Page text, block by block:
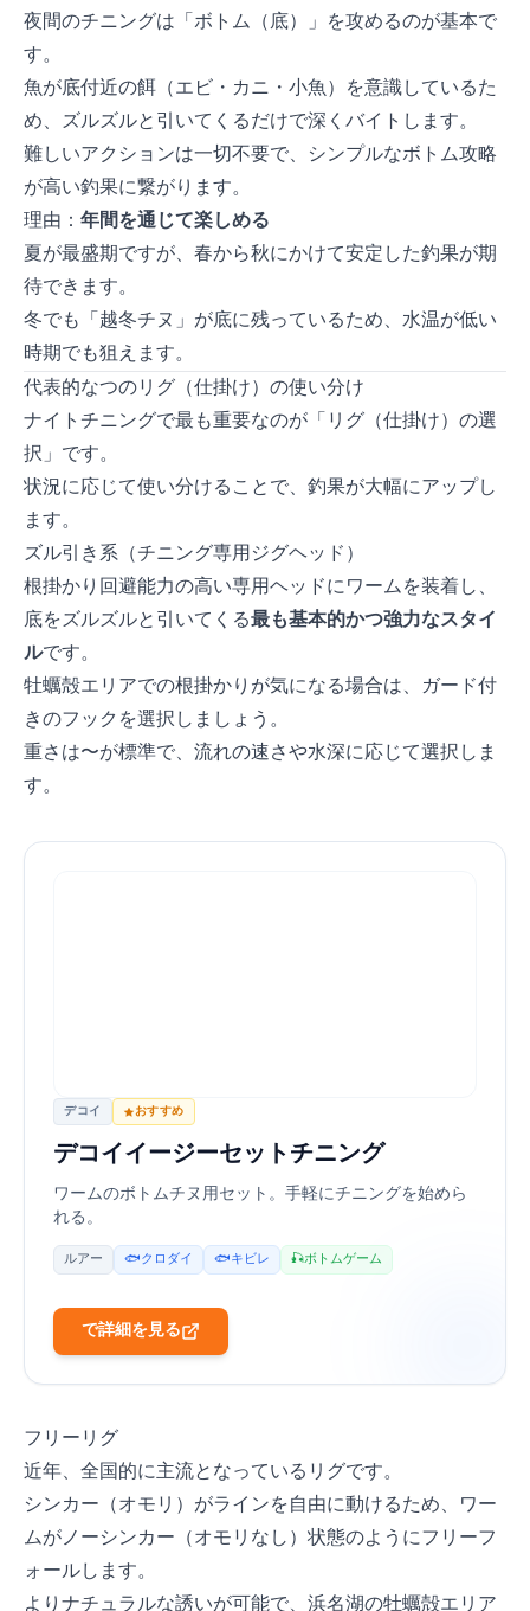
夜間のチニングは「ボトム（底）」を攻めるのが基本で
す。
魚が底付近の餌（エビ・カニ・小魚）を意識しているた
め、ズルズルと引いてくるだけで深くバイトします。
難しいアクションは一切不要で、シンプルなボトム攻略
が高い釣果に繋がります。
理由3： 年間を通じて楽しめる
夏が最盛期ですが、春から秋にかけて安定した釣果が期
待できます。
冬でも「越冬チヌ」が底に残っているため、水温が低い
時期でも狙えます。
代表的な2つのリグ（仕掛け）の使い分け
ナイトチニングで最も重要なのが「リグ（仕掛け）の選
択」です。
状況に応じて使い分けることで、釣果が大幅にアップし
ます。
ズル引き系（チニング専用ジグヘッド）
根掛かり回避能力の高い専用ヘッドにワームを装着し、
底をズルズルと引いてくる最も基本的かつ強力なスタイ
ルです。
牡蠣殻エリアでの根掛かりが気になる場合は、ガード付
きのフックを選択しましょう。
重さは7〜14gが標準で、流れの速さや水深に応じて選択しま
す。
デコイ おすすめ
デコイ イージーセット チニング
ワームのボトムチヌ用セット。手軽にチニングを始めら
れる。
ルアー 🐟 クロダイ 🐟 キビレ 🎣 ボトムゲーム
Amazonで詳細を見る
フリーリグ
近年、全国的に主流となっているリグです。
シンカー（オモリ）がラインを自由に動けるため、ワー
ムがノーシンカー（オモリなし）状態のようにフリーフ
ォールします。
よりナチュラルな誘いが可能で、浜名湖の牡蠣殻エリア